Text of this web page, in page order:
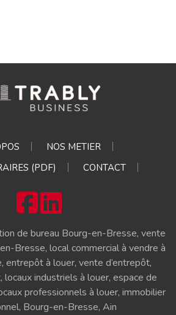
NOS METIER
(PDF)
CONTACT
de bureau Bourg-en-Bresse, vente
Bresse, local commercial à vendre à
entrepôt à louer, vente d’entrepôt,
locaux industriels à louer, espace de
professionnels à louer, immobilier
Bourg-en-Bresse, Ain